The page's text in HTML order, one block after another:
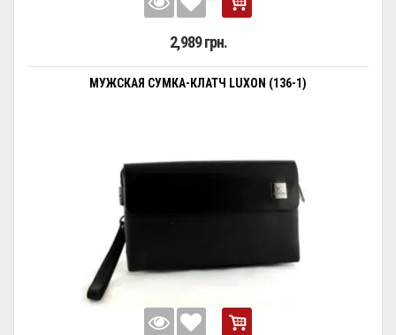
2,989 грн.
МУЖСКАЯ СУМКА-КЛАТЧ LUXON (136-1)